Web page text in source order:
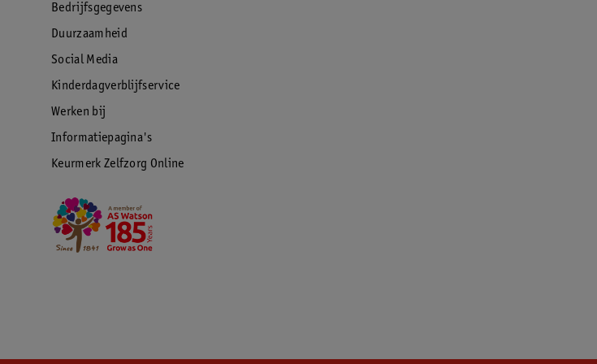
Bedrijfsgegevens
Duurzaamheid
Social Media
Kinderdagverblijfservice
Werken bij
Informatiepagina's
Keurmerk Zelfzorg Online